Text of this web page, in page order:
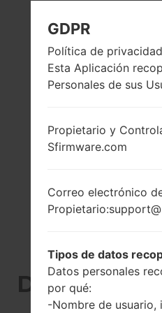
DE LA
GDPR
Política de
Esta Aplicación
Personales de sus
Propietario y
Sfirmware.com
Correo electrónico
Tipos de datos
Datos personales
por qué:
-Nombre de